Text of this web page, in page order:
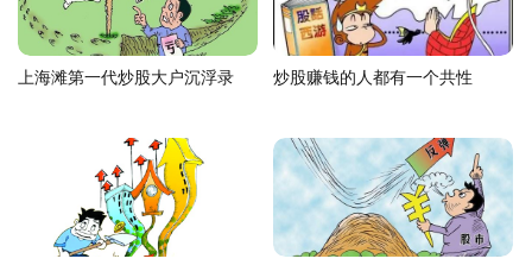
上海滩第一代炒股大户沉浮录 炒股赚钱的人都有一个共性